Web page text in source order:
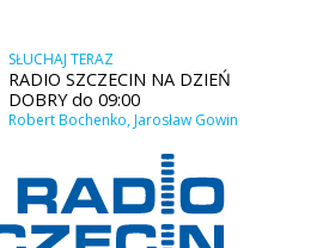
SŁUCHAJ TERAZ
RADIO SZCZECIN NA DZIEŃ
DOBRY do 09:00
Robert Bochenko, Jarosław Gowin